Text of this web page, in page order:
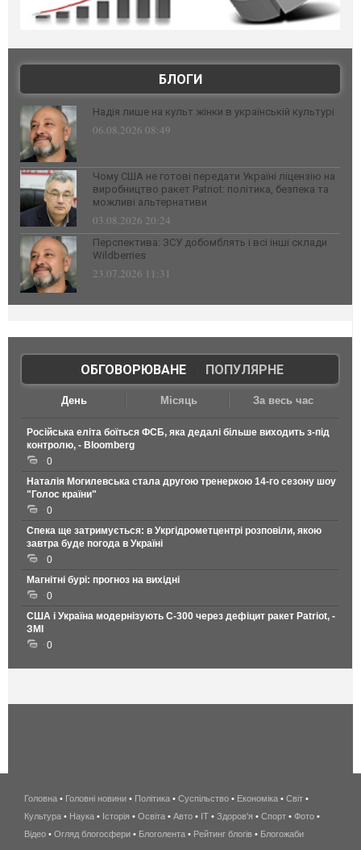
БЛОГИ
Надія лише на культ жінки в українській культурі
06.08.2026 08:49
Чому США не готові передати Україні ліцензію на
виробництво ракет Patriot: політика, безпека та
можливі альтернативи
03.08.2026 20:24
Перспектива: ЗСУ добомблять і всі інші склади
Wildberries
23.07.2026 11:31
ОБГОВОРЮВАНЕ| ПОПУЛЯРНЕ
День Місяць За весь час
Російська еліта боїться ФСБ, яка дедалі більше виходить з-під
контролю, - Bloomberg
0
Наталія Могилевська стала другою тренеркою 14-го сезону шоу
"Голос країни"
0
Спека ще затримується: в Укргідрометцентрі розповіли, якою
завтра буде погода в Україні
0
Магнітні бурі: прогноз на вихідні
0
США і Україна модернізують С-300 через дефіцит ракет Patriot, -
ЗМІ
0
беспроводной
интернет
киев
Головна • Головні новини • Політика • Суспільство • Економіка • Світ •
Культура • Наука • Історія • Освіта • Авто • IT • Здоров'я • Спорт • Фото •
Відео • Огляд блогосфери • Блоголента • Рейтинг блогів • Блогожаби